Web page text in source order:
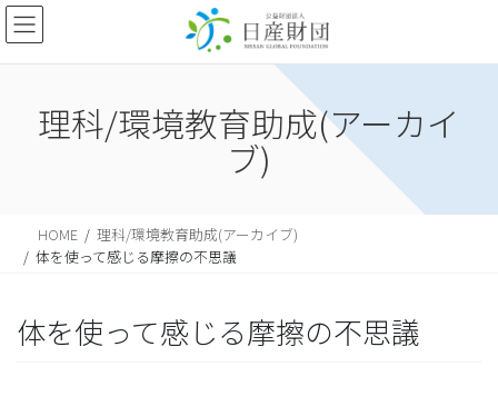
理科/環境教育助成(アーカイ
ブ)
HOME
理科/環境教育助成(アーカイブ)
体を使って感じる摩擦の不思議
体を使って感じる摩擦の不思議